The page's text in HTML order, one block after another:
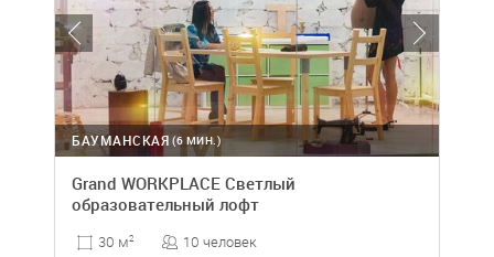
(6 МИН.)
БАУМАНСКАЯ
Grand WORKPLACE Светлый
образовательный лофт
30 м2 10 человек